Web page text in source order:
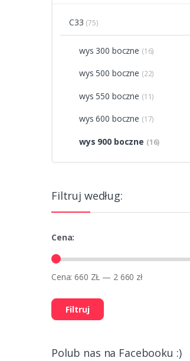
C33 (75)
wys 300 boczne (16)
wys 500 boczne (22)
wys 550 boczne (11)
wys 600 boczne (17)
wys 900 boczne (16)
Filtruj według:
Cena:
Filtruj
Cena: 660 ZŁ — 2 660 zł
Polub nas na Facebooku :)